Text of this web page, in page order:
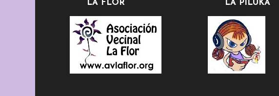
LA FLOR
LA PILUKA